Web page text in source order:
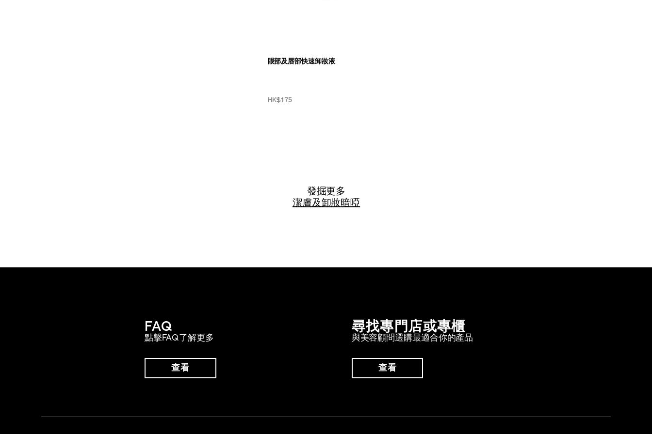
眼部及唇部快速卸妝液
HK$175
發掘更多
潔膚及卸妝暗啞
FAQ
點擊FAQ了解更多
查看
尋找專門店或專櫃
與美容顧問選購最適合你的產品
查看